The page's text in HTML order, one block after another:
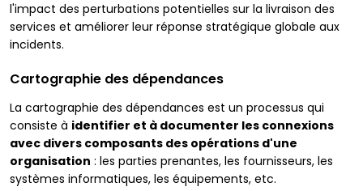
l'impact des perturbations potentielles sur la livraison des
services et améliorer leur réponse stratégique globale aux
incidents.
Cartographie des dépendances
La cartographie des dépendances est un processus qui
consiste à identifier et à documenter les connexions
avec divers composants des opérations d'une
organisation : les parties prenantes, les fournisseurs, les
systèmes informatiques, les équipements, etc.